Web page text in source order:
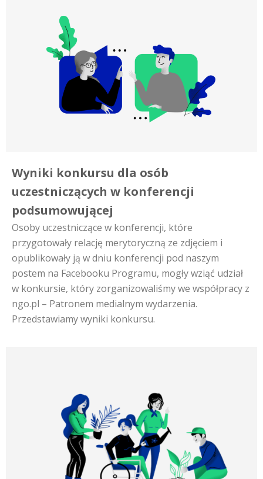
Wyniki konkursu dla osób
uczestniczących w konferencji
podsumowującej
Osoby uczestniczące w konferencji, które
przygotowały relację merytoryczną ze zdjęciem i
opublikowały ją w dniu konferencji pod naszym
postem na Facebooku Programu, mogły wziąć udział
w konkursie, który zorganizowaliśmy we współpracy z
ngo.pl – Patronem medialnym wydarzenia.
Przedstawiamy wyniki konkursu.